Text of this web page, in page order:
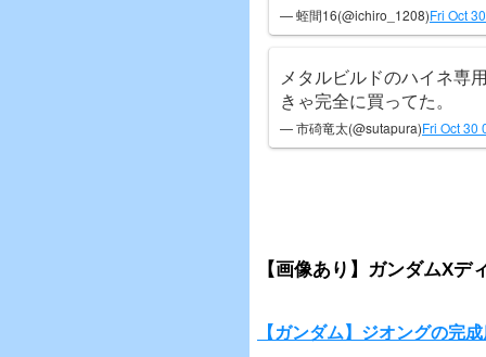
— 蛭間16(@ichiro_1208)Fri Oct
メタルビルドのハイネ専
きゃ完全に買ってた。
— 市碕竜太(@sutapura)Fri Oct 30
【画像あり】ガンダムX
【ガンダム】ジオングの完